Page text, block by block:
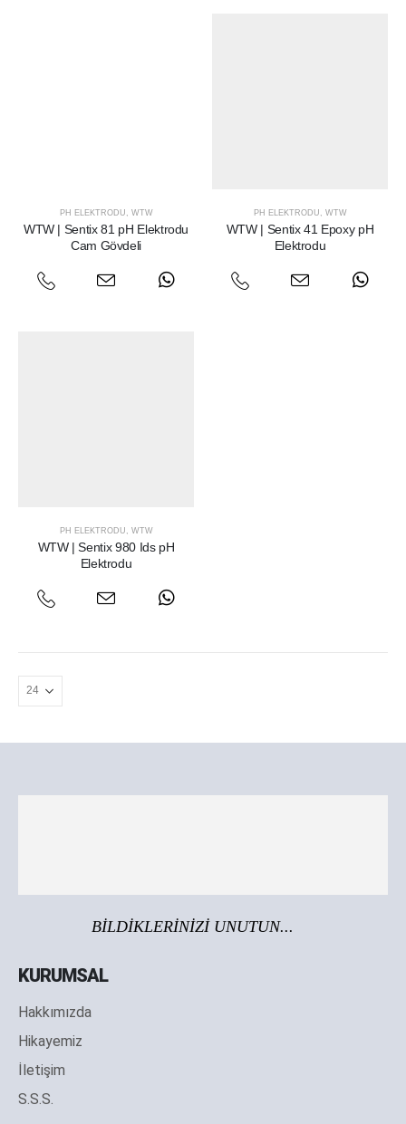
PH ELEKTRODU , WTW
WTW | Sentix 81 pH Elektrodu
Cam Gövdeli
PH ELEKTRODU , WTW
WTW | Sentix 41 Epoxy pH
Elektrodu
PH ELEKTRODU , WTW
WTW | Sentix 980 Ids pH
Elektrodu
BİLDİKLERİNİZİ UNUTUN...
KURUMSAL
Hakkımızda
Hikayemiz
İletişim
S.S.S.